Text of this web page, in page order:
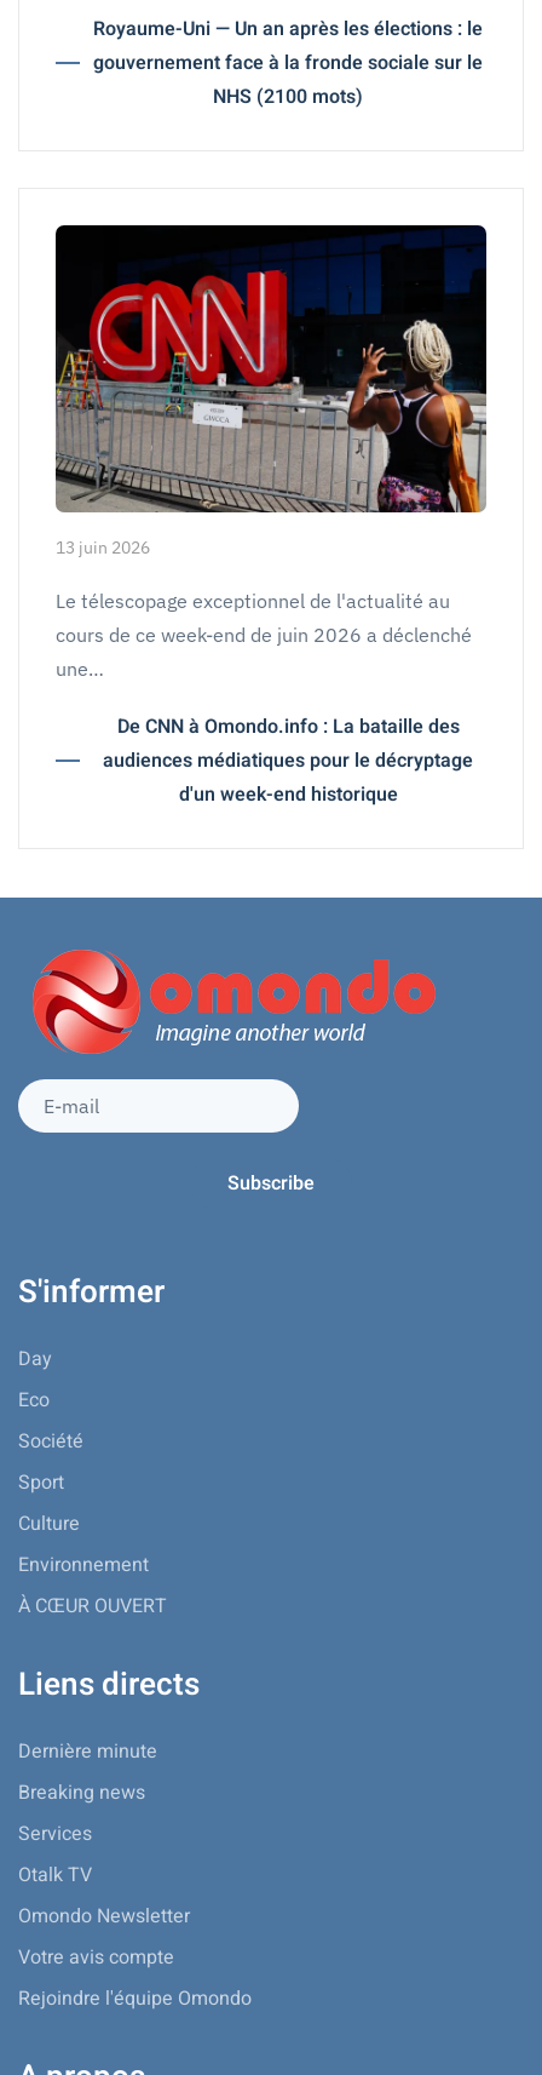
Royaume-Uni — Un an après les élections : le
gouvernement face à la fronde sociale sur le
NHS (2100 mots)
13 juin 2026
Le télescopage exceptionnel de l'actualité au
cours de ce week-end de juin 2026 a déclenché
une…
De CNN à Omondo.info : La bataille des
audiences médiatiques pour le décryptage
d'un week-end historique
S'informer
Day
Eco
Société
Sport
Culture
Environnement
À CŒUR OUVERT
Liens directs
Dernière minute
Breaking news
Services
Otalk TV
Omondo Newsletter
Votre avis compte
Rejoindre l'équipe Omondo